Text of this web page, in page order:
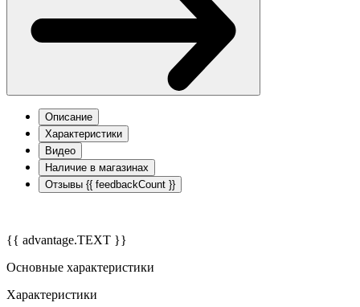
Описание
Характеристики
Видео
Наличие в магазинах
Отзывы {{ feedbackCount }}
{{ advantage.TEXT }}
Основные характеристики
Характеристики